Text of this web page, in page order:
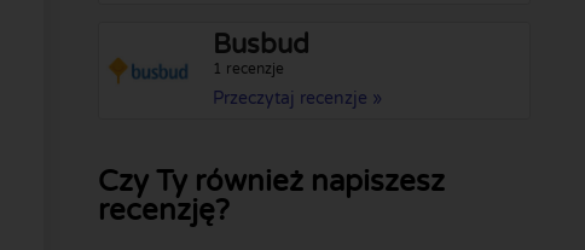
Busbud
1 recenzje
Przeczytaj recenzje »
Czy Ty również napiszesz
recenzję?